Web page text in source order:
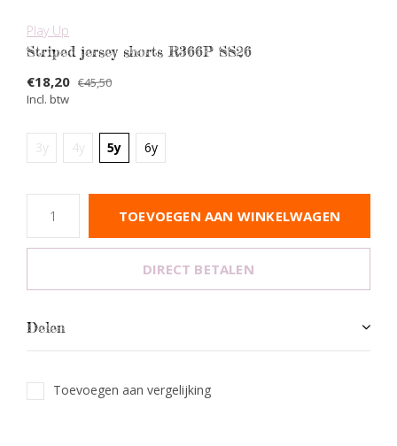
Play Up
Striped jersey shorts R366P SS26
€18,20 €45,50
Incl. btw
3y 4y 5y 6y
TOEVOEGEN AAN WINKELWAGEN
DIRECT BETALEN
Delen
Toevoegen aan vergelijking